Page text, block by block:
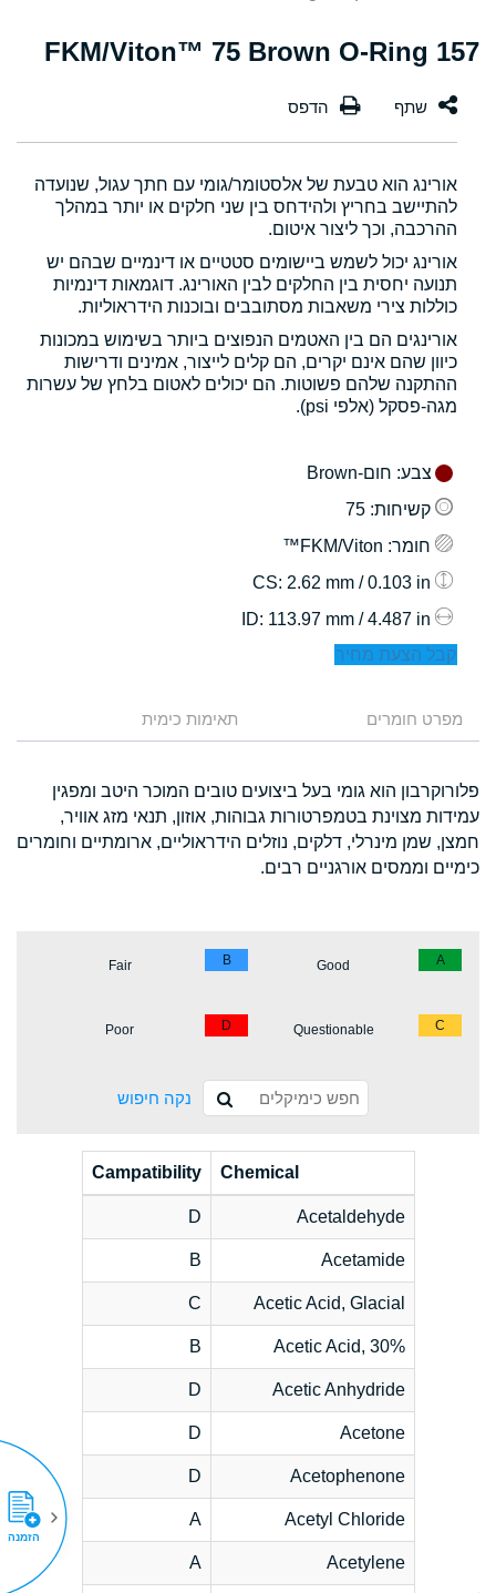
157 FKM/Viton™ 75 Brown O-Ring
אורינג הוא טבעת של אלסטומר/גומי עם חתך עגול, שנועדה
להתיישב בחריץ ולהידחס בין שני חלקים או יותר במהלך
ההרכבה, וכך ליצור איטום.
אורינג יכול לשמש ביישומים סטטיים או דינמיים שבהם יש
תנועה יחסית בין החלקים לבין האורינג. דוגמאות דינמיות
כוללות צירי משאבות מסתובבים ובוכנות הידראוליות.
אורינגים הם בין האטמים הנפוצים ביותר בשימוש במכונות
כיוון שהם אינם יקרים, הם קלים לייצור, אמינים ודרישות
ההתקנה שלהם פשוטות. הם יכולים לאטום בלחץ של עשרות
מגה-פסקל (אלפי psi).
צבע: חום-Brown
קשיחות: 75
חומר: FKM/Viton™
: 2.62 mm / 0.103 in
: 113.97 mm / 4.487 in
קבל הצעת מחיר
מפרט חומרים תאימות כימית
פלורוקרבון הוא גומי בעל ביצועים טובים המוכר היטב ומפגין
עמידות מצוינת בטמפרטורות גבוהות, אוזון, תנאי מזג אוויר,
חמצן, שמן מינרלי, דלקים, נוזלים הידראוליים, ארומתיים וחומרים
כימיים וממסים אורגניים רבים.
A
Good
B
Fair
C
Questionable
D
Poor
נקה חיפוש
Chemical
Campatibility
Acetaldehyde
D
Acetamide
B
Acetic Acid, Glacial
C
Acetic Acid, 30%
B
Acetic Anhydride
D
Acetone
D
Acetophenone
D
Acetyl Chloride
A
Acetylene
A
הזמנה